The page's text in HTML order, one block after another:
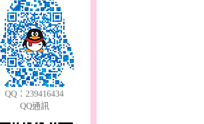
QQ：239416434
QQ通訊
寶石中英文名稱對照
表
本日金價